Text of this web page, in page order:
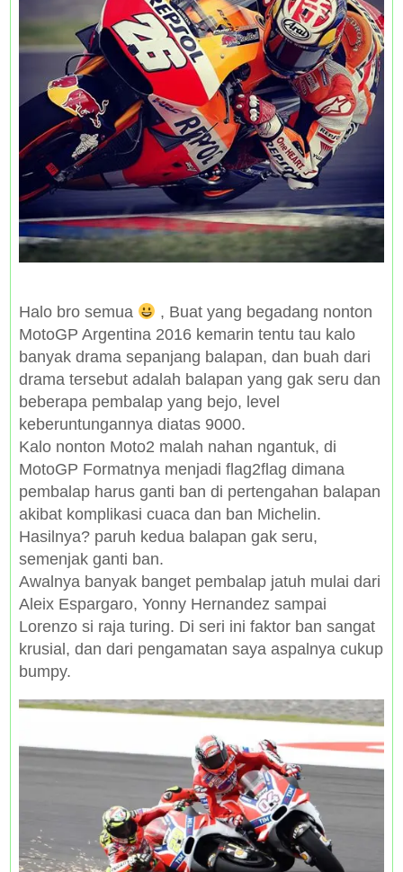
Halo bro semua
, Buat yang begadang nonton
MotoGP Argentina 2016 kemarin tentu tau kalo
banyak drama sepanjang balapan, dan buah dari
drama tersebut adalah balapan yang gak seru dan
beberapa pembalap yang bejo, level
keberuntungannya diatas 9000.
Kalo nonton Moto2 malah nahan ngantuk, di
MotoGP Formatnya menjadi flag2flag dimana
pembalap harus ganti ban di pertengahan balapan
akibat komplikasi cuaca dan ban Michelin.
Hasilnya? paruh kedua balapan gak seru,
semenjak ganti ban.
Awalnya banyak banget pembalap jatuh mulai dari
Aleix Espargaro, Yonny Hernandez sampai
Lorenzo si raja turing. Di seri ini faktor ban sangat
krusial, dan dari pengamatan saya aspalnya cukup
bumpy.